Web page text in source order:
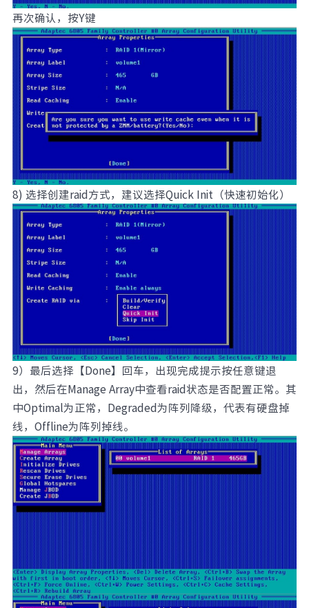
再次确认，按Y键
8) 选择创建raid方式，建议选择Quick Init（快速初始化）
9）最后选择【Done】回车，出现完成提示按任意键退
出，然后在Manage Array中查看raid状态是否配置正常。其
中Optimal为正常，Degraded为阵列降级，代表有硬盘掉
线，Offline为阵列掉线。